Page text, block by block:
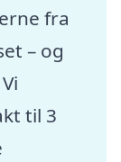
fra
– og
til 3